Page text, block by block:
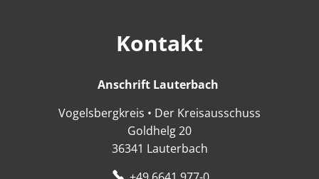
Kontakt
Anschrift Lauterbach
Vogelsbergkreis • Der Kreisausschuss
Goldhelg 20
36341 Lauterbach